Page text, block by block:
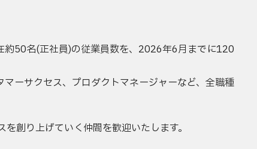
約50名(正社員)の従業員数を、2026年6月までに120
ーサクセス、プロダクトマネージャーなど、全職種
創り上げていく仲間を歓迎いたします。